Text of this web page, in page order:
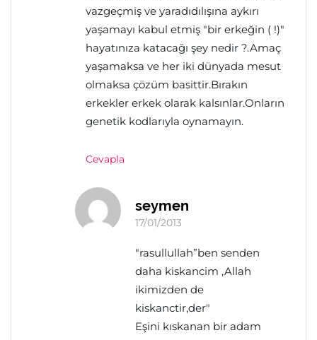
vazgeçmiş ve yaradıdılışına aykırı
yaşamayı kabul etmiş "bir erkeğin ( !)"
hayatınıza katacağı şey nedir ?.Amaç
yaşamaksa ve her iki dünyada mesut
olmaksa çözüm basittir.Bırakın
erkekler erkek olarak kalsınlar.Onların
genetik kodlarıyla oynamayın.
Cevapla
seymen
17/01/2013
"rasullullah”ben senden
daha kiskancim ,Allah
ikimizden de
kiskanctir,der"
Eşini kıskanan bir adam